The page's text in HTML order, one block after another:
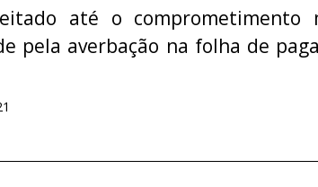
até o comprometimento
pela averbação na folha de